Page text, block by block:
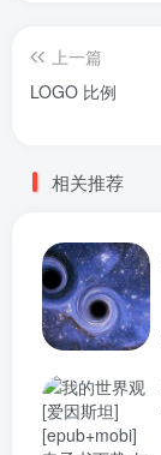
上一篇
LOGO 比例
相关推荐